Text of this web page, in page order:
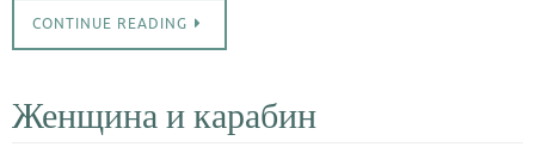
CONTINUE READING
Женщина и карабин